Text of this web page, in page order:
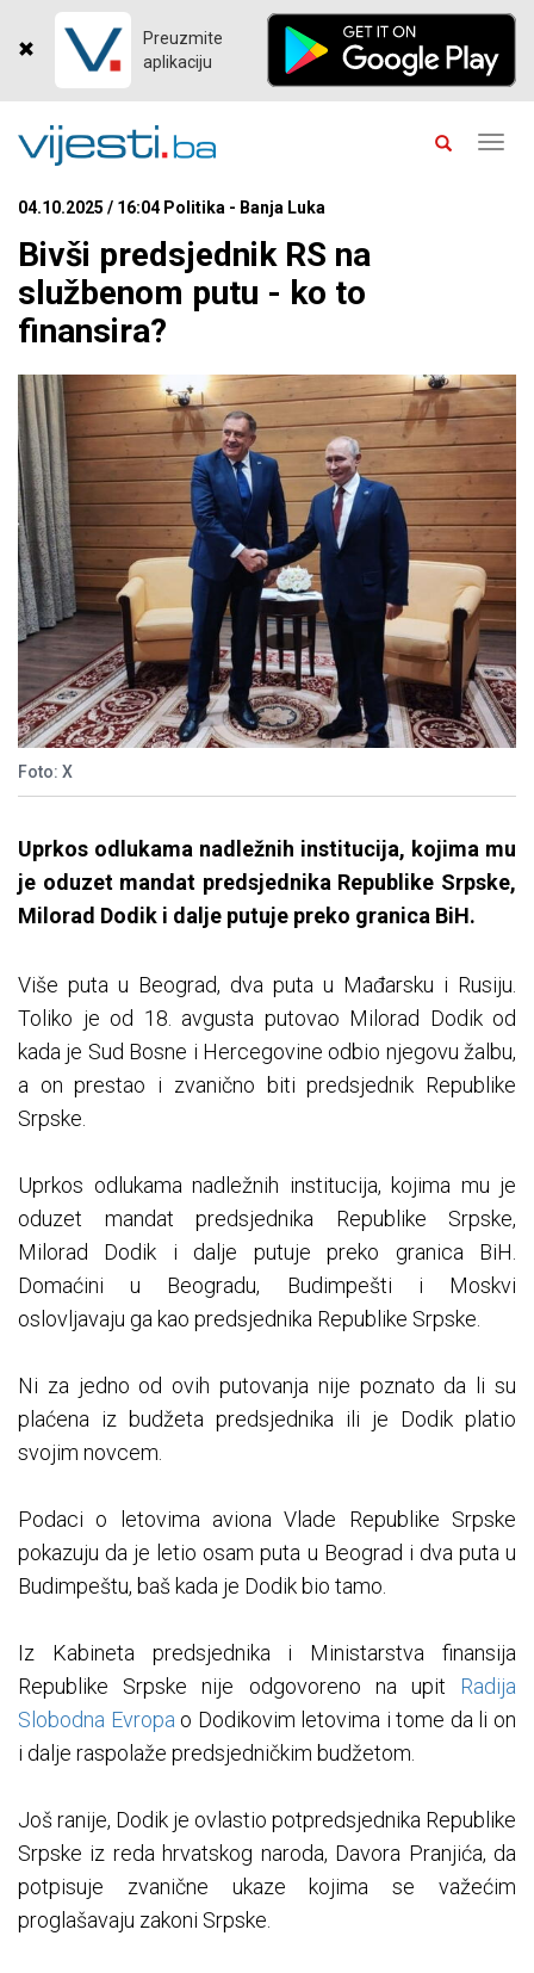
Preuzmite
aplikaciju
04.10.2025 / 16:04 Politika - Banja Luka
Bivši predsjednik RS na
službenom putu - ko to
finansira?
Foto: X
Uprkos odlukama nadležnih institucija, kojima mu
je oduzet mandat predsjednika Republike Srpske,
Milorad Dodik i dalje putuje preko granica BiH.
Više puta u Beograd, dva puta u Mađarsku i Rusiju.
Toliko je od 18. avgusta putovao Milorad Dodik od
kada je Sud Bosne i Hercegovine odbio njegovu žalbu,
a on prestao i zvanično biti predsjednik Republike
Srpske.
Uprkos odlukama nadležnih institucija, kojima mu je
oduzet mandat predsjednika Republike Srpske,
Milorad Dodik i dalje putuje preko granica BiH.
Domaćini u Beogradu, Budimpešti i Moskvi
oslovljavaju ga kao predsjednika Republike Srpske.
Ni za jedno od ovih putovanja nije poznato da li su
plaćena iz budžeta predsjednika ili je Dodik platio
svojim novcem.
Podaci o letovima aviona Vlade Republike Srpske
pokazuju da je letio osam puta u Beograd i dva puta u
Budimpeštu, baš kada je Dodik bio tamo.
Iz Kabineta predsjednika i Ministarstva finansija
Republike Srpske nije odgovoreno na upit Radija
Slobodna Evropao Dodikovim letovima i tome da li on
i dalje raspolaže predsjedničkim budžetom.
Još ranije, Dodik je ovlastio potpredsjednika Republike
Srpske iz reda hrvatskog naroda, Davora Pranjića, da
potpisuje zvanične ukaze kojima se važećim
proglašavaju zakoni Srpske.